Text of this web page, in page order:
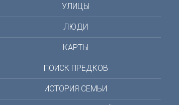
УЛИЦЫ
ЛЮДИ
КАРТЫ
ПОИСК ПРЕДКОВ
ИСТОРИЯ СЕМЬИ